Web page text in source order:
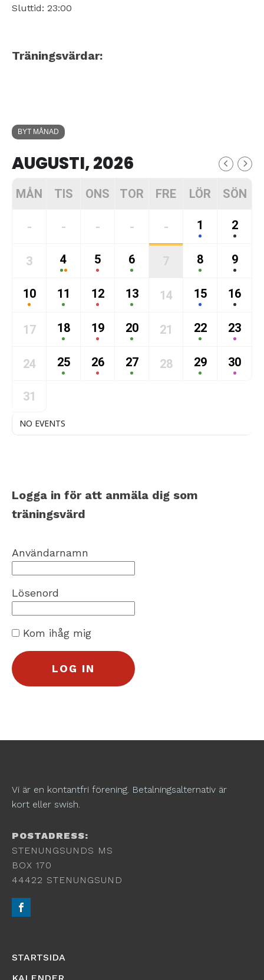
Sluttid: 23:00
Träningsvärdar:
BYT MÅNAD
AUGUSTI, 2026
MÅN TIS ONS TOR FRE LÖR SÖN
- - - - - 1 2
3 4 5 6 7 8 9
10 11 12 13 14 15 16
17 18 19 20 21 22 23
24 25 26 27 28 29 30
31
NO EVENTS
Logga in för att anmäla dig som
träningsvärd
Användarnamn
Lösenord
Kom ihåg mig
Vi är en kontantfri förening. Betalningsalternativ är
kort eller swish.
POSTADRESS:
STENUNGSUNDS MS
BOX 170
44422 STENUNGSUND
STARTSIDA